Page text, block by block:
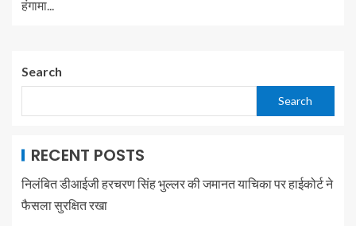
हंगामा...
Search
Search
RECENT POSTS
निलंबित डीआईजी हरचरण सिंह भुल्लर की जमानत याचिका पर हाईकोर्ट ने
फैसला सुरक्षित रखा